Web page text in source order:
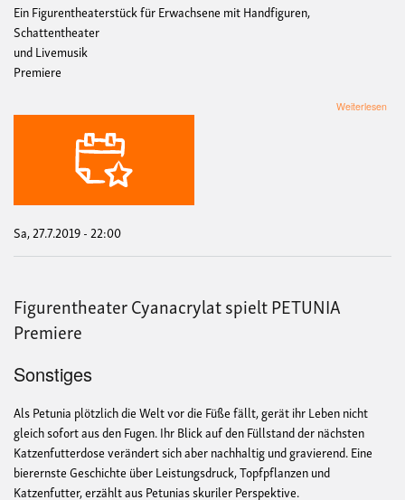
Ein Figurentheaterstück für Erwachsene mit Handfiguren,
Schattentheater
und Livemusik
Premiere
Weiterlesen
Sa, 27.7.2019 - 22:00
Figurentheater Cyanacrylat spielt PETUNIA
Premiere
Sonstiges
Als Petunia plötzlich die Welt vor die Füße fällt, gerät ihr Leben nicht
gleich sofort aus den Fugen. Ihr Blick auf den Füllstand der nächsten
Katzenfutterdose verändert sich aber nachhaltig und gravierend. Eine
bierernste Geschichte über Leistungsdruck, Topfpflanzen und
Katzenfutter, erzählt aus Petunias skuriler Perspektive.